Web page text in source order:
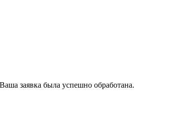
заявка была успешно обработана.